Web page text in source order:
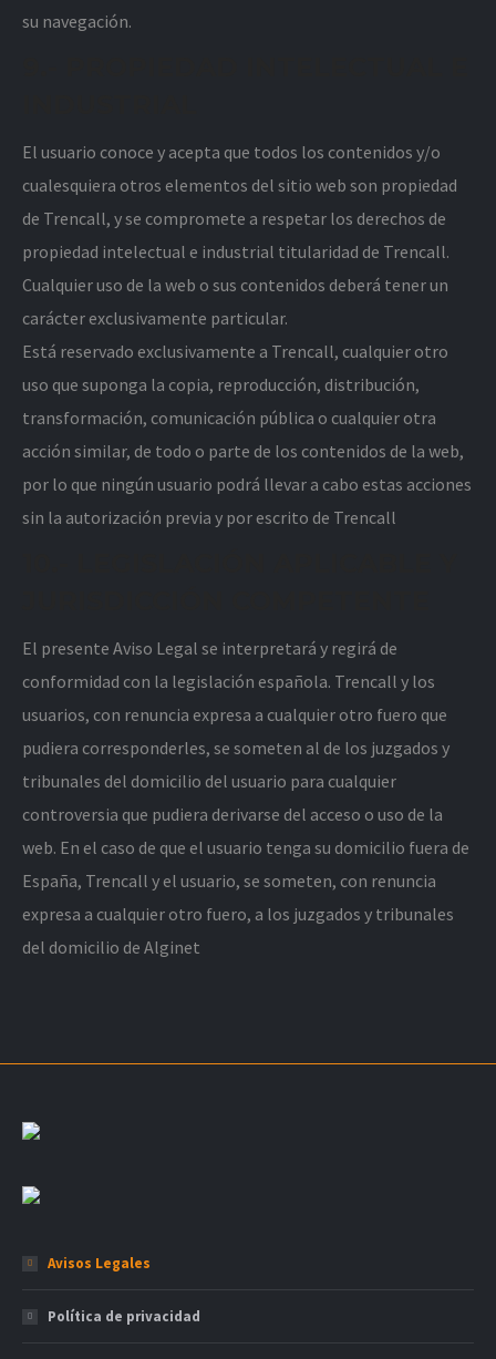
su navegación.
El usuario conoce y acepta que todos los contenidos y/o
cualesquiera otros elementos del sitio web son propiedad
de Trencall, y se compromete a respetar los derechos de
propiedad intelectual e industrial titularidad de Trencall.
Cualquier uso de la web o sus contenidos deberá tener un
carácter exclusivamente particular.
Está reservado exclusivamente a Trencall, cualquier otro
uso que suponga la copia, reproducción, distribución,
transformación, comunicación pública o cualquier otra
acción similar, de todo o parte de los contenidos de la web,
por lo que ningún usuario podrá llevar a cabo estas acciones
sin la autorización previa y por escrito de Trencall
El presente Aviso Legal se interpretará y regirá de
conformidad con la legislación española. Trencall y los
usuarios, con renuncia expresa a cualquier otro fuero que
pudiera corresponderles, se someten al de los juzgados y
tribunales del domicilio del usuario para cualquier
controversia que pudiera derivarse del acceso o uso de la
web. En el caso de que el usuario tenga su domicilio fuera de
España, Trencall y el usuario, se someten, con renuncia
expresa a cualquier otro fuero, a los juzgados y tribunales
del domicilio de Alginet
Avisos Legales
Política de privacidad